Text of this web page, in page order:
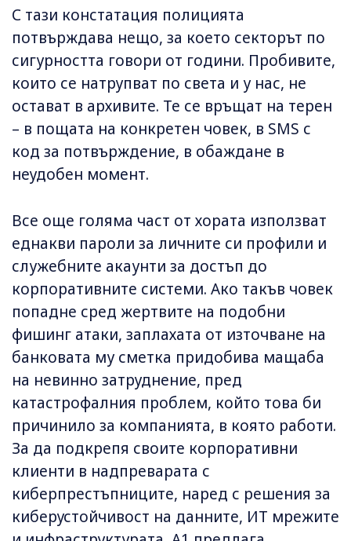
С тази констатация полицията
потвърждава нещо, за което секторът по
сигурността говори от години. Пробивите,
които се натрупват по света и у нас, не
остават в архивите. Те се връщат на терен
– в пощата на конкретен човек, в SMS с
код за потвърждение, в обаждане в
неудобен момент.
Все още голяма част от хората използват
еднакви пароли за личните си профили и
служебните акаунти за достъп до
корпоративните системи. Ако такъв човек
попадне сред жертвите на подобни
фишинг атаки, заплахата от източване на
банковата му сметка придобива мащаба
на невинно затруднение, пред
катастрофалния проблем, който това би
причинило за компанията, в която работи.
За да подкрепя своите корпоративни
клиенти в надпреварата с
киберпрестъпниците, наред с решения за
киберустойчивост на данните, ИТ мрежите